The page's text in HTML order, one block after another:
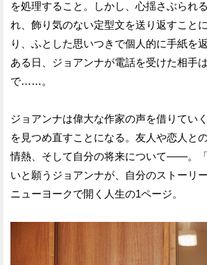
を処理すること。しかし、⼼揺さぶられ
れ、飾り気のない定型⽂を送り返すこと
り、ふとした思いつきで個⼈的に⼿紙を
ある日、ジョアンナが電話を受けた相手
で……。
ジョアンナは偉⼤な作家の声を借りてい
を見つめ直すことになる。友人や恋人と
情熱、そして自分の将来について――。
いと願うジョアンナが、自分のストーリ
ニューヨークで開く人生の1ページ。